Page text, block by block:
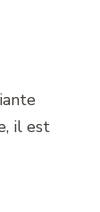
il est